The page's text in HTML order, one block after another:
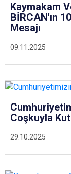
09.11.2025
Kaymakam
BİRCAN'ın
Mesajı
29.10.2025
Coşkuyla